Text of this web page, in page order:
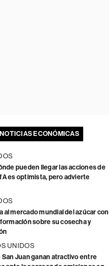
ECONÓMICAS
pueden llegar las acciones de
es optimista, pero advierte
al mercado mundial del azúcar con
sobre su cosecha y
UNIDOS
San Juan ganan atractivo entre